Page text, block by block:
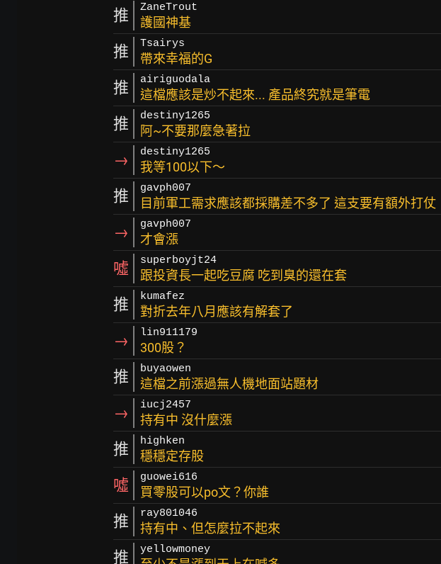
推 ZaneTrout
護國神基
推 Tsairys
帶來幸福的G
推 airiguodala
這檔應該是炒不起來... 產品終究就是筆電
推 destiny1265
阿~不要那麼急著拉
→ destiny1265
我等100以下～
推 gavph007
目前軍工需求應該都採購差不多了 這支要有額外打仗
→ gavph007
才會漲
噓 superboyjt24
跟投資長一起吃豆腐 吃到臭的還在套
推 kumafez
對折去年八月應該有解套了
→ lin911179
300股？
推 buyaowen
這檔之前漲過無人機地面站題材
→ iucj2457
持有中 沒什麼漲
推 highken
穩穩定存股
噓 guowei616
買零股可以po文？你誰
推 ray801046
持有中、但怎麼拉不起來
推 yellowmoney